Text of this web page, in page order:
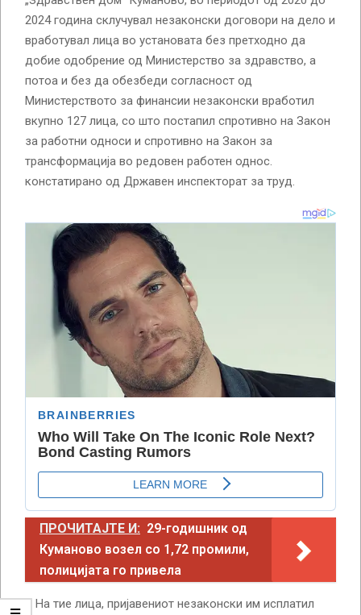
2024 година склучувал незаконски договори на дело и
вработувал лица во установата без претходно да
добие одобрение од Министерство за здравство, а
потоа и без да обезбеди согласност од
Министерството за финансии незаконски вработил
вкупно 127 лица, со што постапил спротивно на Закон
за работни односи и спротивно на Закон за
трансформација во редовен работен однос.
констатирано од Државен инспекторат за труд.
ПРОЧИТАЈТЕ И: 29-годишник од
Куманово возел со 1,72 промили,
полицијата го привела
– На тие лица, пријавениот незаконски им исплатил